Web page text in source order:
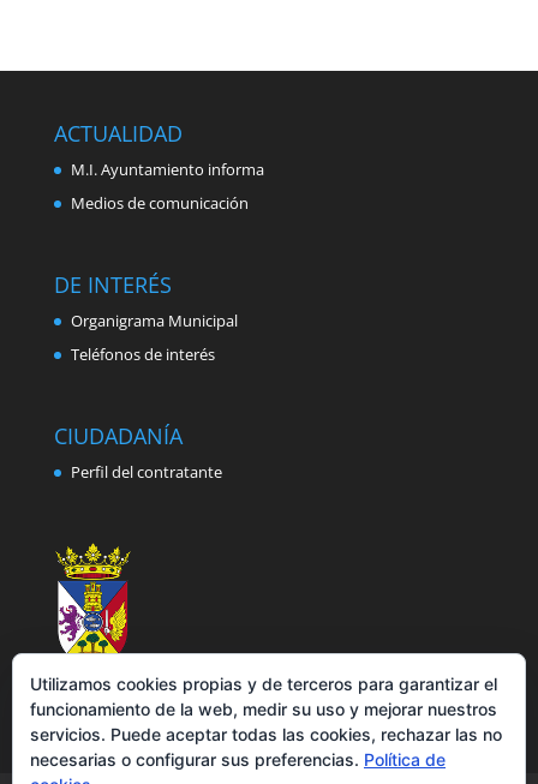
ACTUALIDAD
M.I. Ayuntamiento informa
Medios de comunicación
DE INTERÉS
Organigrama Municipal
Teléfonos de interés
CIUDADANÍA
Perfil del contratante
Utilizamos cookies propias y de terceros para garantizar el
funcionamiento de la web, medir su uso y mejorar nuestros
servicios. Puede aceptar todas las cookies, rechazar las no
necesarias o configurar sus preferencias. Política de